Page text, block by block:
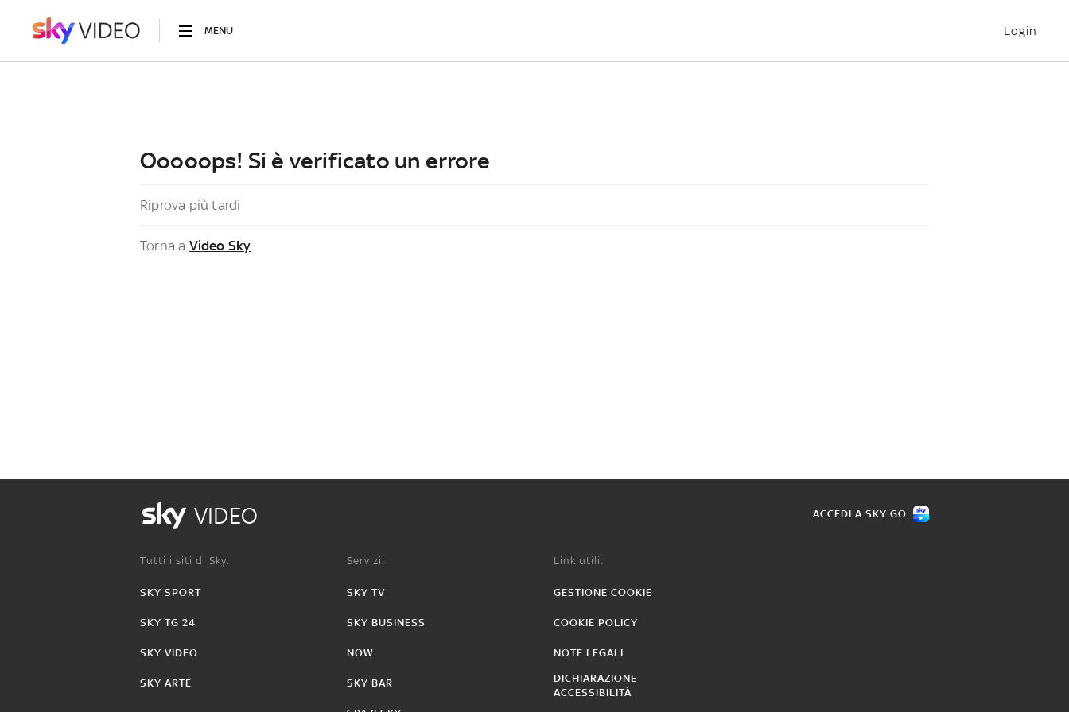
MENU Login
Ooooops! Si è verificato un errore
Riprova più tardi
Torna a Video Sky
VIDEO ACCEDI A SKY GO
Tutti i siti di Sky:
SKY SPORT
SKY TG 24
SKY VIDEO
SKY ARTE
Servizi:
SKY TV
SKY BUSINESS
NOW
SKY BAR
Link utili:
GESTIONE COOKIE
COOKIE POLICY
NOTE LEGALI
DICHIARAZIONE
ACCESSIBILITÀ